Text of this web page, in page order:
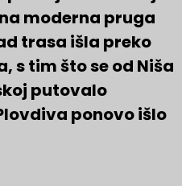
moderna pruga
trasa išla preko
s tim što se od Niša
putovalo
ponovo išlo